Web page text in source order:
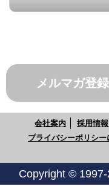
メルマガ登録
会社案内 採用情報
プライバシーポリシー
Copyright ©